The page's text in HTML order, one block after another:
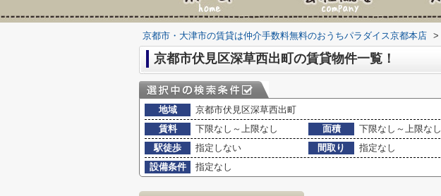
京都市・大津市の賃貸は仲介手数料無料のおうちパラダイス京都本店 >
京都市伏見区深草西出町の賃貸物件一覧！
地域
京都市伏見区深草西出町
賃料
下限なし～上限なし 面積 下限なし～上限なし
駅徒歩
指定しない 間取り
指定なし
設備条件
指定なし